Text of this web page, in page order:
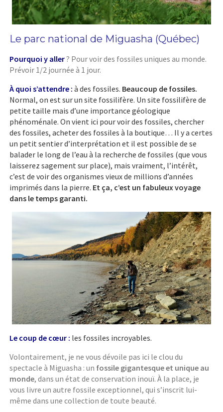
Le parc national de Miguasha (Québec)
Pourquoi y aller? Pour voir des fossiles uniques au monde.
Prévoir 1/2 journée à 1 jour.
À quoi s’attendre :à des fossiles. Beaucoup de fossiles.
Normal, on est sur un site fossilifère. Un site fossilifère de
petite taille mais d’une importance géologique
phénoménale. On vient ici pour voir des fossiles, chercher
des fossiles, acheter des fossiles à la boutique… Il y a certes
un petit sentier d’interprétation et il est possible de se
balader le long de l’eau à la recherche de fossiles (que vous
laisserez sagement sur place), mais vraiment, l’intérêt,
c’est de voir des organismes vieux de millions d’années
imprimés dans la pierre. Et ça, c’est un fabuleux voyage
dans le temps garanti.
Le coup de cœur : les fossiles incroyables.
Volontairement, je ne vous dévoile pas ici le clou du
spectacle à Miguasha : un fossile gigantesque et unique au
monde, dans un état de conservation inouï. À la place, je
vous livre un autre fossile exceptionnel, qui s’inscrit lui-
même dans une collection de toute beauté.